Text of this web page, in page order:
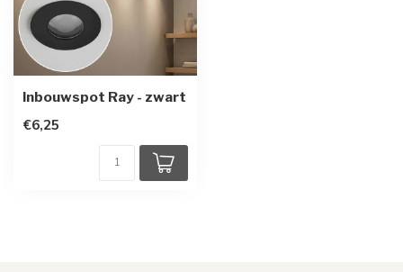
Inbouwspot Ray - zwart
€6,25